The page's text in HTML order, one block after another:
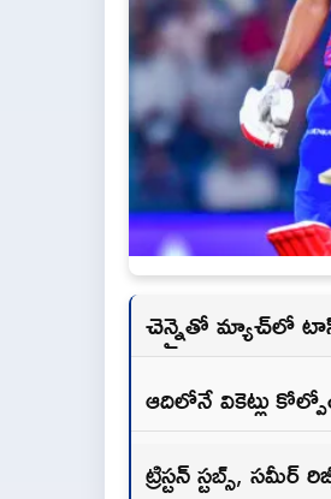
చెన్నైతో మ్యాచ్‌లో టాస్
ఆదిలోనే వికెట్లు
ట్రిస్టన్ స్టబ్స్,